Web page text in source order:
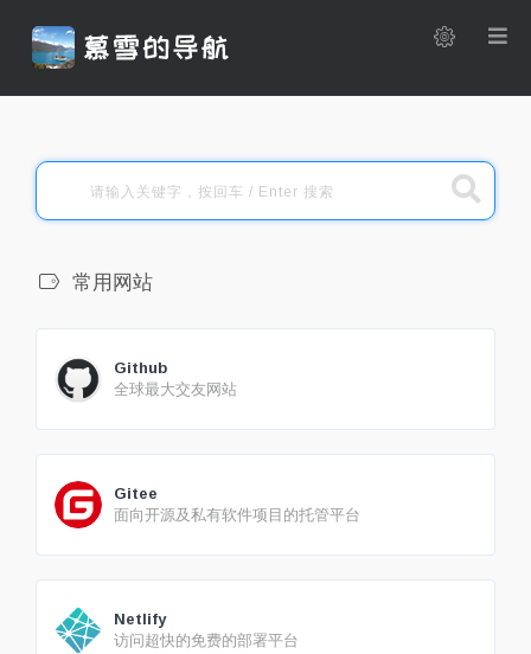
常用网站
Github
全球最大交友网站
Gitee
面向开源及私有软件项目的托管平台
Netlify
访问超快的免费的部署平台